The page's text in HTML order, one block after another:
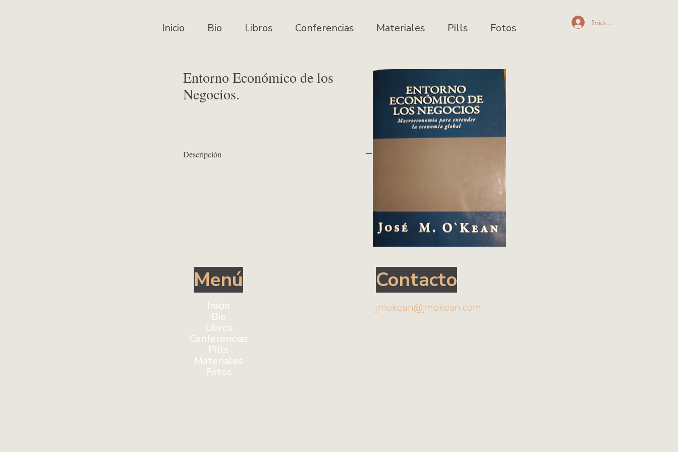
Inicio Bio Libros Conferencias Materiales Pills Fotos Iniciar sesión
Entorno Económico de los
Negocios.
Descripción
Menú
Inicio
Bio
Libros
Conferencias
Pills
Materiales
Fotos
Contacto
jmokean@jmokean.com